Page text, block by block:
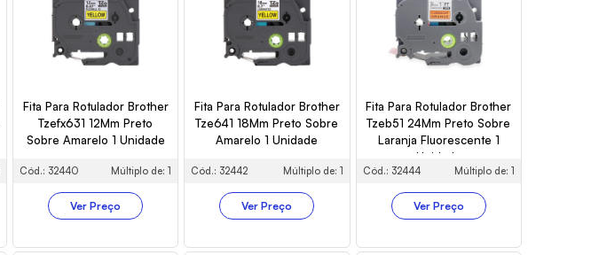
Fita Para Rotulador Brother
Tzefx631 12Mm Preto
Sobre Amarelo 1 Unidade
Cód.: 32440 Múltiplo de: 1
Ver Preço
Fita Para Rotulador Brother
Tze641 18Mm Preto Sobre
Amarelo 1 Unidade
Cód.: 32442 Múltiplo de: 1
Ver Preço
Fita Para Rotulador Brother
Tzeb51 24Mm Preto Sobre
Laranja Fluorescente 1
Unidade
Cód.: 32444 Múltiplo de: 1
Ver Preço